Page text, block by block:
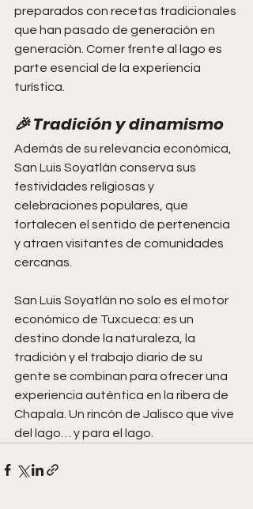
preparados con recetas tradicionales
que han pasado de generación en
generación. Comer frente al lago es
parte esencial de la experiencia
turística.
🎉 Tradición y dinamismo
Además de su relevancia económica,
San Luis Soyatlán conserva sus
festividades religiosas y
celebraciones populares, que
fortalecen el sentido de pertenencia
y atraen visitantes de comunidades
cercanas.
San Luis Soyatlán no solo es el motor
económico de Tuxcueca: es un
destino donde la naturaleza, la
tradición y el trabajo diario de su
gente se combinan para ofrecer una
experiencia auténtica en la ribera de
Chapala. Un rincón de Jalisco que vive
del lago… y para el lago.